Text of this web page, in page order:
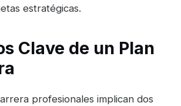
estratégicas.
Clave de un Plan
profesionales implican dos